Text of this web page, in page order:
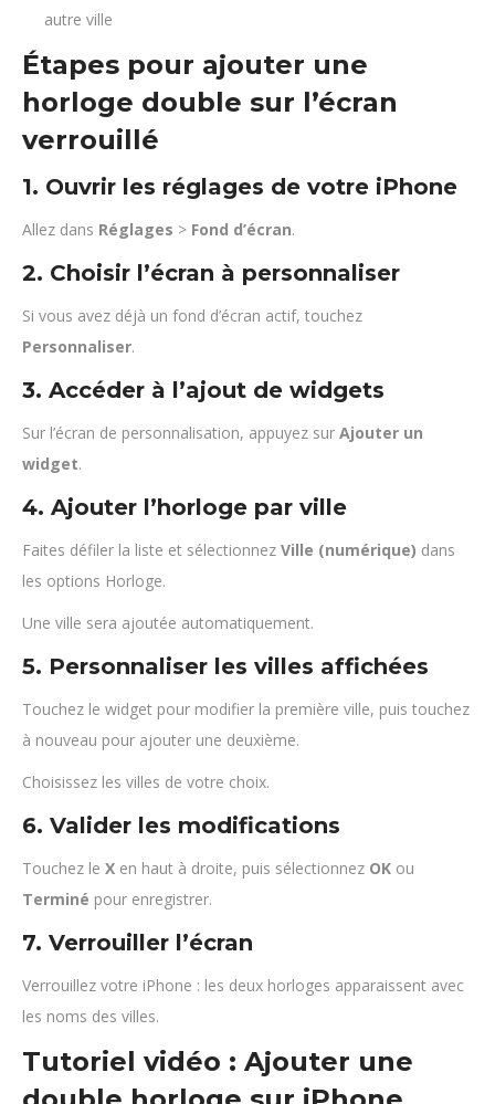
autre ville
Étapes pour ajouter une
horloge double sur l’écran
verrouillé
1. Ouvrir les réglages de votre iPhone
Allez dans Réglages > Fond d’écran.
2. Choisir l’écran à personnaliser
Si vous avez déjà un fond d’écran actif, touchez
Personnaliser.
3. Accéder à l’ajout de widgets
Sur l’écran de personnalisation, appuyez sur Ajouter un
widget.
4. Ajouter l’horloge par ville
Faites défiler la liste et sélectionnez Ville (numérique) dans
les options Horloge.
Une ville sera ajoutée automatiquement.
5. Personnaliser les villes affichées
Touchez le widget pour modifier la première ville, puis touchez
à nouveau pour ajouter une deuxième.
Choisissez les villes de votre choix.
6. Valider les modifications
Touchez le X en haut à droite, puis sélectionnez OK ou
Terminé pour enregistrer.
7. Verrouiller l’écran
Verrouillez votre iPhone : les deux horloges apparaissent avec
les noms des villes.
Tutoriel vidéo : Ajouter une